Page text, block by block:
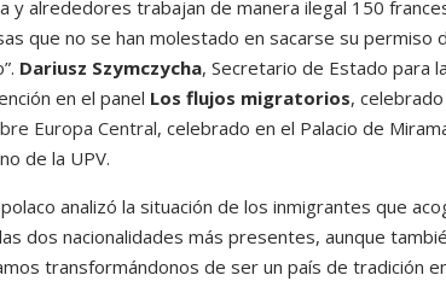
y alrededores trabajan de manera ilegal 150
que no se han molestado en sacarse su
Dariusz Szymczycha, Secretario de Estado para
en el panel Los flujos migratorios,
Europa Central, celebrado en el Palacio de
de la UPV.
analizó la situación de los inmigrantes que
dos nacionalidades más presentes, aunque
transformándonos de ser un país de tradición